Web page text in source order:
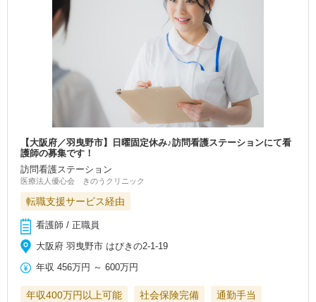
【大阪府／羽曳野市】日曜固定休み♪訪問看護ステーションにて看
護師の募集です！
訪問看護ステーション
医療法人優心会 きのうクリニック
転職支援サービス経由
看護師 / 正職員
大阪府 羽曳野市 はびきの2-1-19
年収 456万円 ～600万円
年収400万円以上可能 社会保険完備
通勤手当